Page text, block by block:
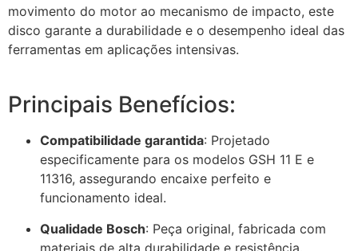
movimento do motor ao mecanismo de impacto, este
disco garante a durabilidade e o desempenho ideal das
ferramentas em aplicações intensivas.
Principais Benefícios:
Compatibilidade garantida: Projetado
especificamente para os modelos GSH 11 E e
11316, assegurando encaixe perfeito e
funcionamento ideal.
Qualidade Bosch: Peça original, fabricada com
materiais de alta durabilidade e resistência.